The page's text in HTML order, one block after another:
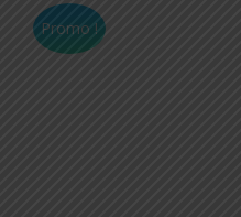
Promo !